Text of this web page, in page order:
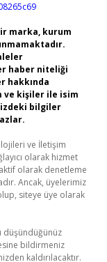
marka, kurum
haber niteliği
hakkında
ve kişiler ile isim
bilgiler
ve İletişim
olarak hizmet
olarak denetleme
Ancak, üyelerimiz
siteye üye olarak
düşündüğünüz
bildirmeniz
kaldırılacaktır.